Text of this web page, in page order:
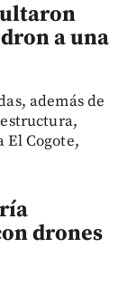
a una
además de
El Cogote,
drones